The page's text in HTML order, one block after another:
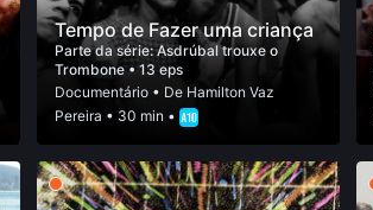
Tempo de Fazer uma criança
Parte da série:Asdrúbal trouxe o
Trombone • 13 eps
Documentário • De Hamilton Vaz
Pereira • 30 min •